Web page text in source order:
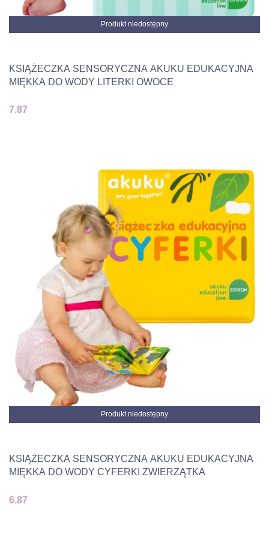
Produkt niedostępny
KSIĄŻECZKA SENSORYCZNA AKUKU EDUKACYJNA
MIĘKKA DO WODY LITERKI OWOCE
7.87
Produkt niedostępny
KSIĄŻECZKA SENSORYCZNA AKUKU EDUKACYJNA
MIĘKKA DO WODY CYFERKI ZWIERZĄTKA
6.87